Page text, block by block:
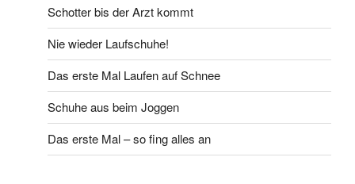
Schotter bis der Arzt kommt
Nie wieder Laufschuhe!
Das erste Mal Laufen auf Schnee
Schuhe aus beim Joggen
Das erste Mal – so fing alles an